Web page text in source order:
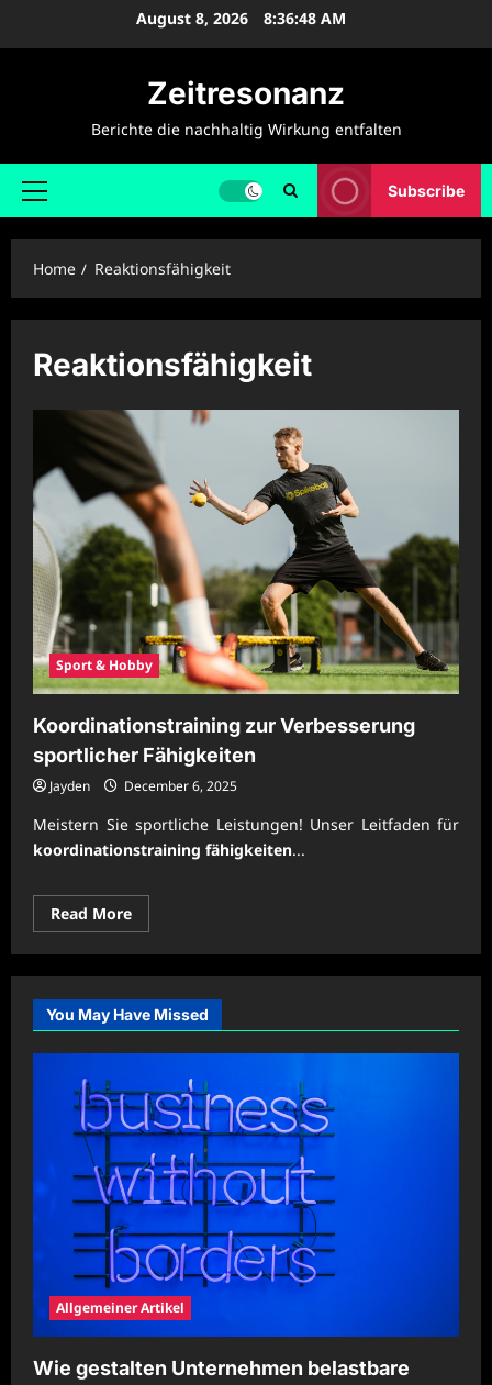
August 8, 2026 8:36:48 AM
Zeitresonanz
Berichte die nachhaltig Wirkung entfalten
Primary
Subscribe
Home Reaktionsfähigkeit
Reaktionsfähigkeit
Sport & Hobby
Koordinationstraining zur Verbesserung
sportlicher Fähigkeiten
Jayden December 6, 2025
Meistern Sie sportliche Leistungen! Unser Leitfaden für
koordinationstraining fähigkeiten...
Read MoreRead
more
Koordinationstraining
zur
sportlicher
Fähigkeiten
You May Have Missed
Allgemeiner Artikel
Wie gestalten Unternehmen belastbare